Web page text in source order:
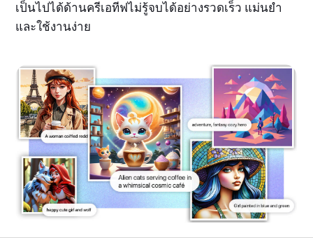
เป็นไปได้ด้านครีเอทีฟไม่รู้จบได้อย่างรวดเร็ว แม่นยำ
และใช้งานง่าย